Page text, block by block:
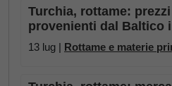
Turchia, rottame:
provenienti dal Baltico
13 lug | Rottame e materie